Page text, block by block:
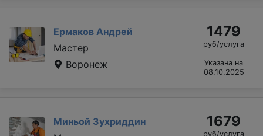
Ермаков Андрей
Мастер
Воронеж
1479
руб/услуга
Указана на
08.10.2025
Миньой Зухриддин
1679
руб/услуга